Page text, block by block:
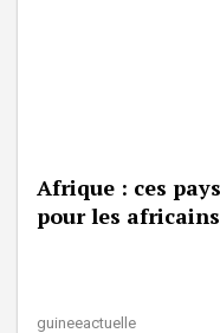
Afrique : ces
pour les africains
guineeactuelle